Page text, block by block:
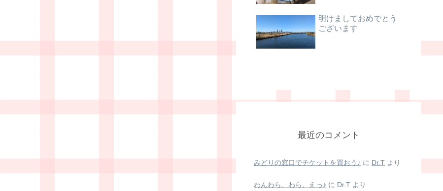
明けましておめでとう
ございます
最近のコメント
みどりの窓口でチケットを買おう♪ に Dr.T より
わんわら、わら、えっ♪ に Dr.T より